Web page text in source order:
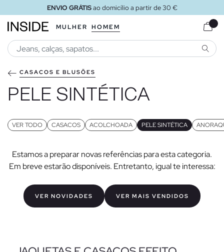
ENVIO GRÁTISao domicílio a partir de 30 €
MULHER HOMEM
CASACOS E BLUSÕES
PELE SINTÉTICA
VER TODO CASACOS ACOLCHOADA PELE SINTÉTICA
Estamos a preparar novas referências para esta categoria.
Em breve estarão disponíveis. Entretanto, igual te interessa:
VER NOVIDADES VER MAIS VENDIDOS